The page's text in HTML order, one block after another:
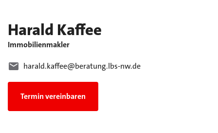
Harald Kaffee
Immobilienmakler
harald.kaffee@beratung.lbs-nw.de
Termin vereinbaren